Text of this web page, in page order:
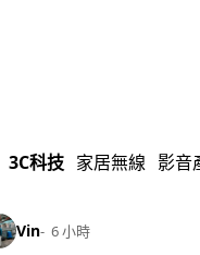
3C科技 家居無線 影音
Vin 6 小時